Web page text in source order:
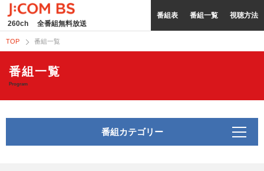
260ch 全番組無料放送
番組表 番組一覧 視聴方法
TOP 番組一覧
番組一覧
Program
番組カテゴリー